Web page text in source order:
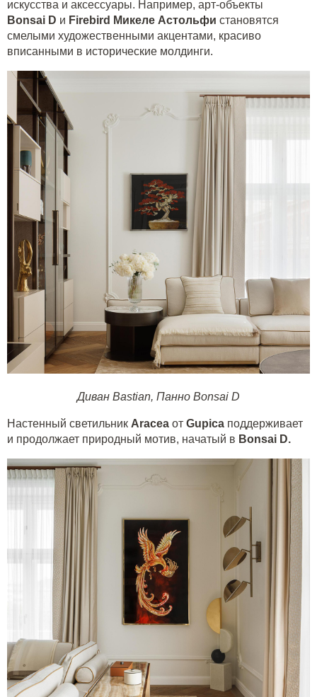
искусства и аксессуары. Например, арт-объекты
Bonsai D и Firebird Микеле Астольфи становятся
смелыми художественными акцентами, красиво
вписанными в исторические молдинги.
Диван Bastian, Панно Bonsai D
Настенный светильник Aracea от Gupica поддерживает
и продолжает природный мотив, начатый в Bonsai D.